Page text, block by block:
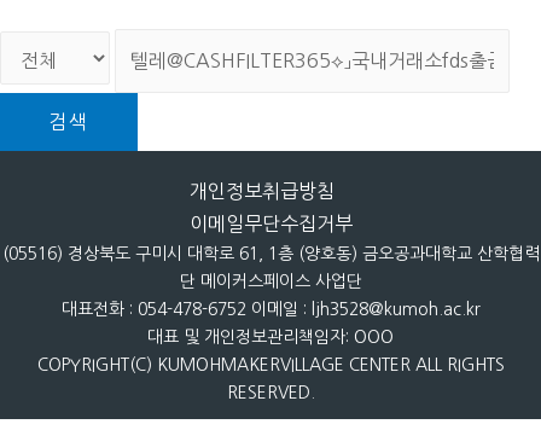
검색
개인정보취급방침
이메일무단수집거부
(05516) 경상북도 구미시 대학로 61, 1층 (양호동) 금오공과대학교 산학협력
단 메이커스페이스 사업단
대표전화 : 054-478-6752 이메일 : ljh3528@kumoh.ac.kr
대표 및 개인정보관리책임자: OOO
COPYRIGHT(C) KUMOHMAKERVILLAGE CENTER ALL RIGHTS
RESERVED.